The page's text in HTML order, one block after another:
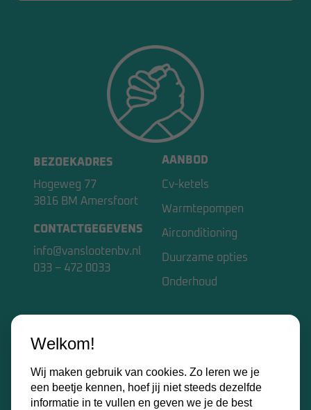
BEZOEKADRES
Hogeweg 77
3816 BM Amersfoort
CONTACTGEGEVENS
info@vanslootenbv.nl
033 – 472 0033
AANBOD
Cv-ketels
Warmtepompen
Airconditioning
Duurzame opties
Onderhoud
Home
Over ons
Kennisbank
Welkom!
Wij maken gebruik van cookies. Zo leren we je
een beetje kennen, hoef jij niet steeds dezelfde
informatie in te vullen en geven we je de best